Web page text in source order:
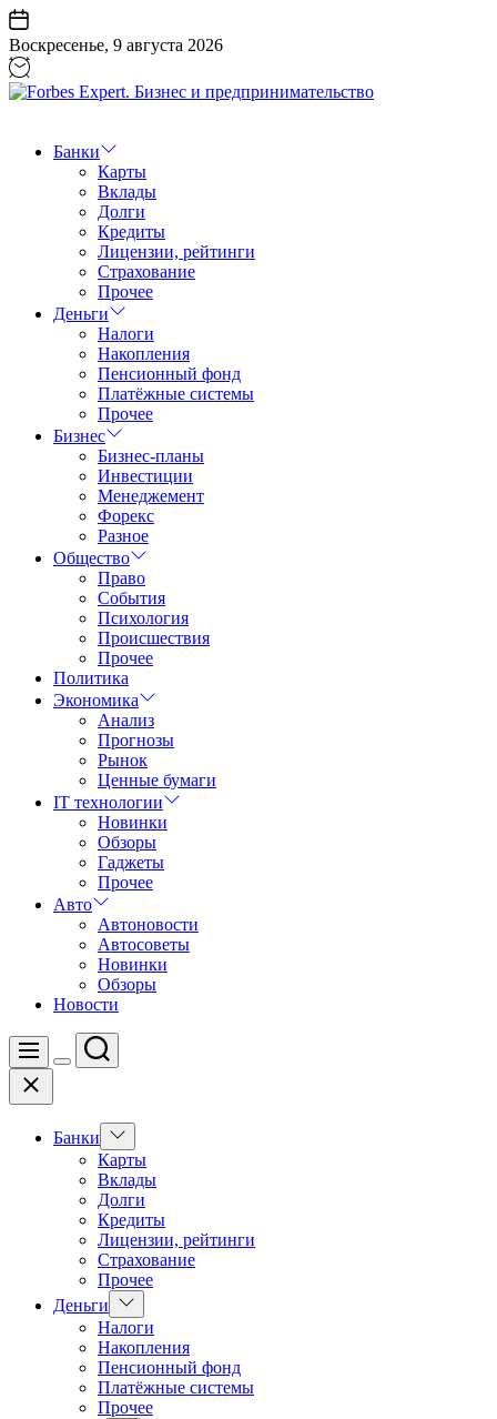
Перейти
к
содержанию
Воскресенье, 9 августа 2026
Бизнес
предпринимательство
Банки
Карты
Вклады
Долги
Кредиты
Лицензии, рейтинги
Страхование
Прочее
Деньги
Налоги
Накопления
Пенсионный фонд
Платёжные системы
Прочее
Бизнес
Бизнес-планы
Инвестиции
Менеджемент
Форекс
Разное
Общество
Право
События
Психология
Происшествия
Прочее
Политика
Экономика
Анализ
Прогнозы
Рынок
Ценные бумаги
IT технологии
Новинки
Обзоры
Гаджеты
Прочее
Авто
Автоновости
Автосоветы
Новинки
Обзоры
Новости
Меню
Цвет
Поиск
Закрыть
Банки
Показать
подменю
Карты
Вклады
Долги
Кредиты
Лицензии, рейтинги
Страхование
Прочее
Деньги
Показать
подменю
Налоги
Накопления
Пенсионный фонд
Платёжные системы
Прочее